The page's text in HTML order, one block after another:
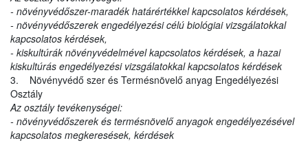
- növényvédőszer-maradék határértékkel kapcsolatos kérdések,
- növényvédőszerek engedélyezési célú biológiai vizsgálatokkal
kapcsolatos kérdések,
- kiskultúrák növényvédelmével kapcsolatos kérdések, a hazai
kiskultúrás engedélyezési vizsgálatokkal kapcsolatos kérdések
3. Növényvédő szer és Termésnövelő anyag Engedélyezési
Osztály
Az osztály tevékenységei:
- növényvédőszerek és termésnövelő anyagok engedélyezésével
kapcsolatos megkeresések, kérdések